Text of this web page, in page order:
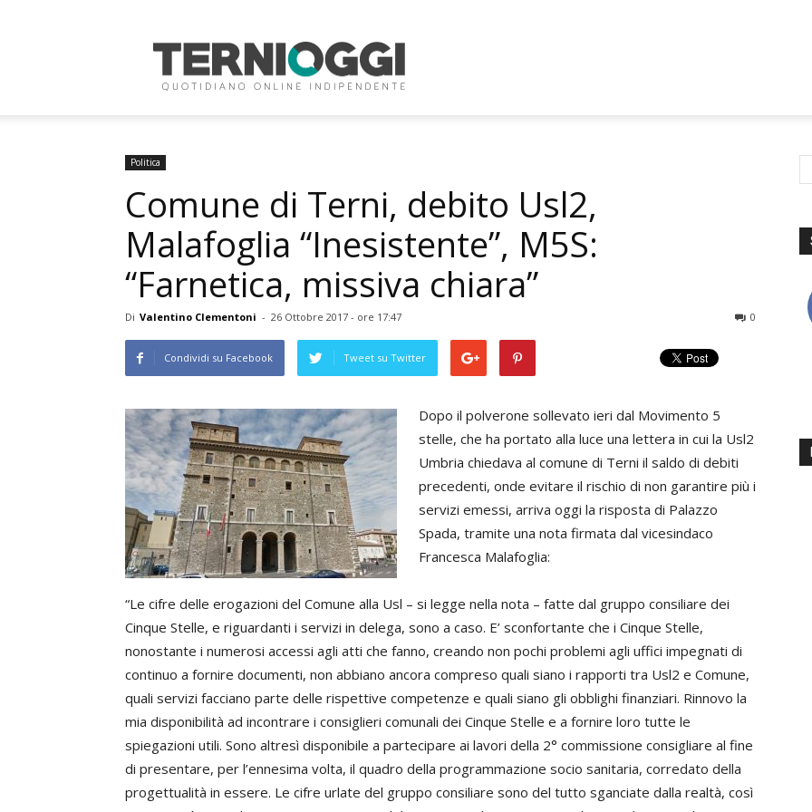
Oggi
Politica
Comune di Terni, debito Usl2,
Malafoglia “Inesistente”, M5S:
“Farnetica, missiva chiara”
Di Valentino Clementoni - 26 Ottobre 2017 - ore 17:47 0
Condividi su Facebook Tweet su Twitter
Dopo il polverone sollevato ieri dal Movimento 5
stelle, che ha portato alla luce una lettera in cui la Usl2
Umbria chiedava al comune di Terni il saldo di debiti
precedenti, onde evitare il rischio di non garantire più i
servizi emessi, arriva oggi la risposta di Palazzo
Spada, tramite una nota firmata dal vicesindaco
Francesca Malafoglia:
“Le cifre delle erogazioni del Comune alla Usl – si legge nella nota – fatte dal gruppo consiliare dei
Cinque Stelle, e riguardanti i servizi in delega, sono a caso. E’ sconfortante che i Cinque Stelle,
nonostante i numerosi accessi agli atti che fanno, creando non pochi problemi agli uffici impegnati di
continuo a fornire documenti, non abbiano ancora compreso quali siano i rapporti tra Usl2 e Comune,
quali servizi facciano parte delle rispettive competenze e quali siano gli obblighi finanziari. Rinnovo la
mia disponibilità ad incontrare i consiglieri comunali dei Cinque Stelle e a fornire loro tutte le
spiegazioni utili. Sono altresì disponibile a partecipare ai lavori della 2° commissione consigliare al fine
di presentare, per l’ennesima volta, il quadro della programmazione socio sanitaria, corredato della
progettualità in essere. Le cifre urlate del gruppo consiliare sono del tutto sganciate dalla realtà, così